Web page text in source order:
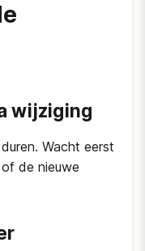
wijziging
Wacht eerst
de nieuwe